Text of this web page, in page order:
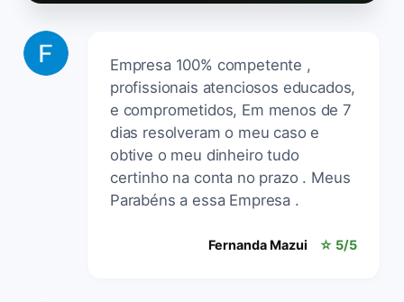
Empresa 100% competente ,
profissionais atenciosos educados,
e comprometidos, Em menos de 7
dias resolveram o meu caso e
obtive o meu dinheiro tudo
certinho na conta no prazo . Meus
Parabéns a essa Empresa .
Fernanda Mazui ☆ 5/5